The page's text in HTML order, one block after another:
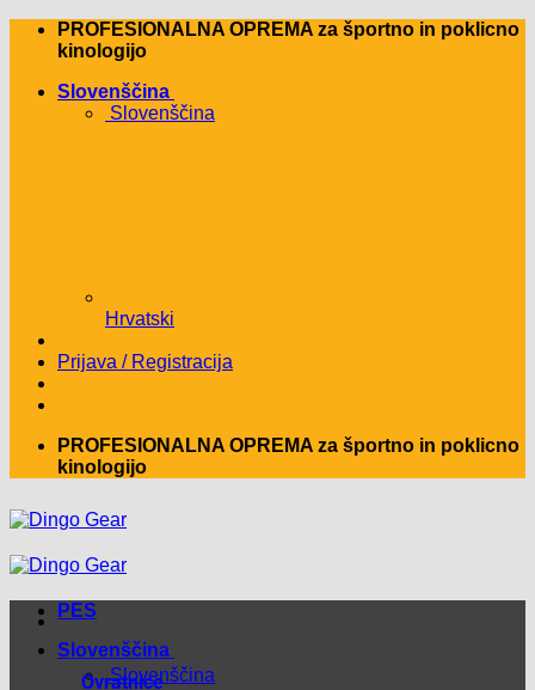
Skip
PROFESIONALNA OPREMA za športno in poklicno
kinologijo
Slovenščina
Slovenščina
Hrvatski
Prijava / Registracija
PROFESIONALNA OPREMA za športno in poklicno
kinologijo
Slovenščina
Slovenščina
PES
Ovratnice